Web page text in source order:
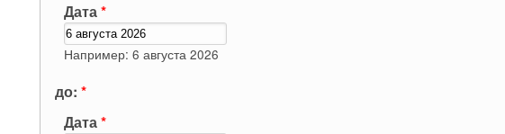
Дата*
Например: 6 августа 2026
до: *
Дата*